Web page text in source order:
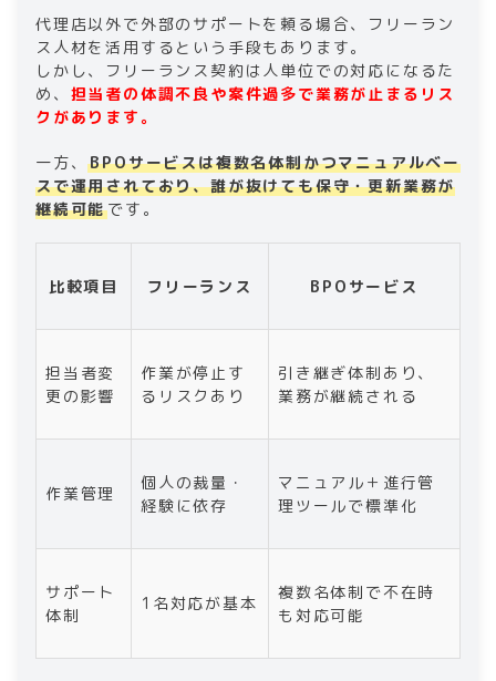
代理店以外で外部のサポートを頼る場合、フリーラン
ス人材を活用するという手段もあります。
しかし、フリーランス契約は人単位での対応になるた
め、 担当者の体調不良や案件過多で業務が止まるリス
クがあります。
一方、BPOサービスは複数名体制かつマニュアルベー
スで運用されており、誰が抜けても保守・更新業務が
継続可能です。
比較項目 フリーランス BPOサービス
担当者変
更の影響
作業が停止す
るリスクあり
引き継ぎ体制あり、
業務が継続される
作業管理
個人の裁量・
経験に依存
マニュアル＋進行管
理ツールで標準化
サポート
体制
1名対応が基本
複数名体制で不在時
も対応可能